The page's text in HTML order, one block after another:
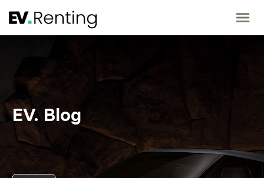
Vehículos
Renting 360°
Promoción
¿Por qué eléctrico?
Punto de Recarga
EV. Blog